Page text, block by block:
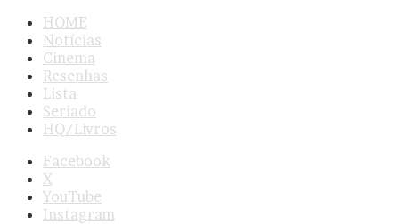
HOME
Notícias
Cinema
Resenhas
Lista
Seriado
HQ/Livros
Facebook
X
YouTube
Instagram